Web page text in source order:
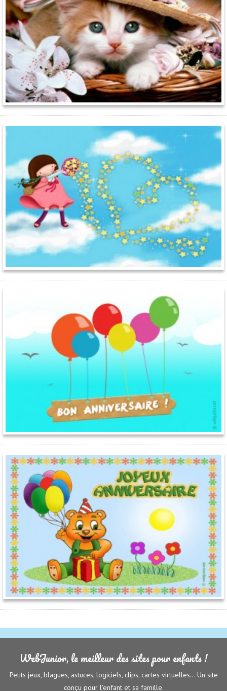
WebJunior, le meilleur des sites pour enfants !
Petits jeux, blagues, astuces, logiciels, clips, cartes virtuelles... Un site
conçu pour l'enfant et sa famille.